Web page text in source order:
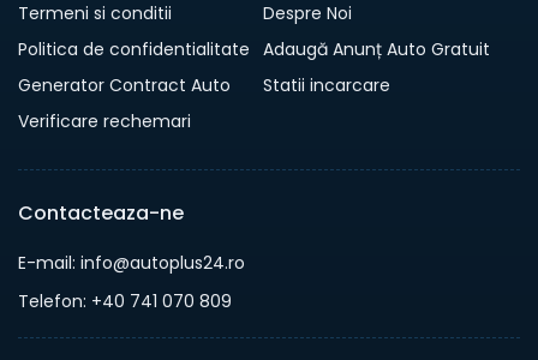
Termeni si conditii
Despre Noi
Politica de confidentialitate Adaugă Anunț Auto Gratuit
Generator Contract Auto
Statii incarcare
Verificare rechemari
Contacteaza-ne
E-mail: info@autoplus24.ro
Telefon: +40 741 070 809